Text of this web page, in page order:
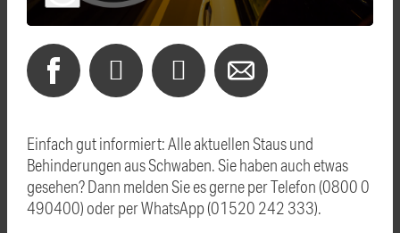
Einfach gut informiert: Alle aktuellen Staus und
Behinderungen aus Schwaben. Sie haben auch etwas
gesehen? Dann melden Sie es gerne per Telefon (0800 0
490400) oder per WhatsApp (01520 242 333).